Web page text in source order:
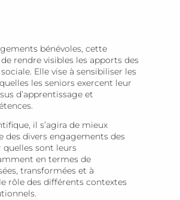
bénévoles, cette
rendre visibles les apports des
Elle vise à sensibiliser les
les seniors exercent leur
d’apprentissage et
il s’agira de mieux
des divers engagements des
quelles sont leurs
en termes de
transformées et à
rôle des différents contextes